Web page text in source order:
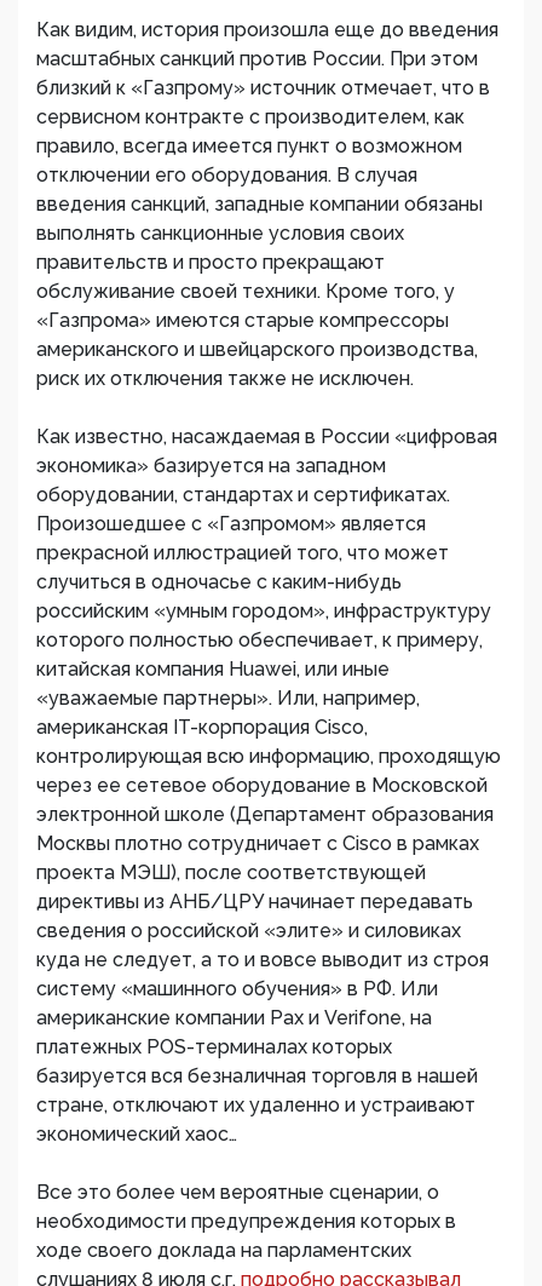
Как видим, история произошла еще до введения
масштабных санкций против России. При этом
близкий к «Газпрому» источник отмечает, что в
сервисном контракте с производителем, как
правило, всегда имеется пункт о возможном
отключении его оборудования. В случая
введения санкций, западные компании обязаны
выполнять санкционные условия своих
правительств и просто прекращают
обслуживание своей техники. Кроме того, у
«Газпрома» имеются старые компрессоры
американского и швейцарского производства,
риск их отключения также не исключен.
Как известно, насаждаемая в России «цифровая
экономика» базируется на западном
оборудовании, стандартах и сертификатах.
Произошедшее с «Газпромом» является
прекрасной иллюстрацией того, что может
случиться в одночасье с каким-нибудь
российским «умным городом», инфраструктуру
которого полностью обеспечивает, к примеру,
китайская компания Huawei, или иные
«уважаемые партнеры». Или, например,
американская IT-корпорация Cisco,
контролирующая всю информацию, проходящую
через ее сетевое оборудование в Московской
электронной школе (Департамент образования
Москвы плотно сотрудничает с Cisco в рамках
проекта МЭШ), после соответствующей
директивы из АНБ/ЦРУ начинает передавать
сведения о российской «элите» и силовиках
куда не следует, а то и вовсе выводит из строя
систему «машинного обучения» в РФ. Или
американские компании Pax и Verifone, на
платежных POS-терминалах которых
базируется вся безналичная торговля в нашей
стране, отключают их удаленно и устраивают
экономический хаос…
Все это более чем вероятные сценарии, о
необходимости предупреждения которых в
ходе своего доклада на парламентских
слушаниях 8 июля с.г. подробно рассказывал